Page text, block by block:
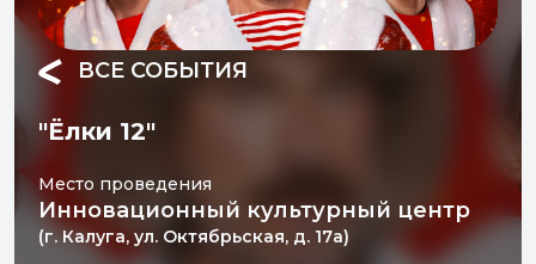
ВСЕ СОБЫТИЯ
⁣"Ёлки 12"
Место проведения
Инновационный культурный центр
(г. Калуга, ул. Октябрьская, д. 17а)